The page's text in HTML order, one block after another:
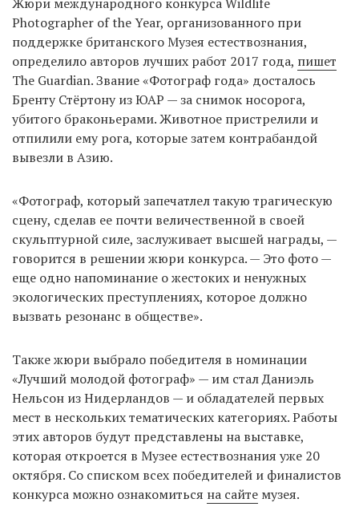
EN
UA
Photographer of the Year, организованного при
поддержке британского Музея естествознания,
определило авторов лучших работ 2017 года, пишет
The Guardian. Звание «Фотограф года» досталось
Бренту Стёртону из ЮАР — за снимок носорога,
убитого браконьерами. Животное пристрелили и
отпилили ему рога, которые затем контрабандой
вывезли в Азию.
«Фотограф, который запечатлел такую ​​трагическую
сцену, сделав ее почти величественной в своей
скульптурной силе, заслуживает высшей награды, —
говорится в решении жюри конкурса. — Это фото —
еще одно напоминание о жестоких и ненужных
экологических преступлениях, которое должно
вызвать резонанс в обществе».
Также жюри выбрало победителя в номинации
«Лучший молодой фотограф» — им стал Даниэль
Нельсон из Нидерландов — и обладателей первых
мест в нескольких тематических категориях. Работы
этих авторов будут представлены на выставке,
которая откроется в Музее естествознания уже 20
октября. Со списком всех победителей и финалистов
конкурса можно ознакомиться на сайте музея.